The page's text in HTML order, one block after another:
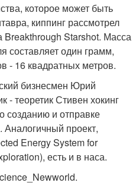
которое может быть
киппинг рассмотрел
Breakthrough Starshot. Масса
составляет один грамм,
- 16 квадратных метров.
бизнесмен Юрий
- теоретик Стивен хокинг
созданию и отправке
Аналогичный проект,
Energy System for
есть и в наса.